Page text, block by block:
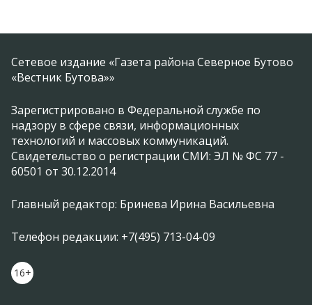
Сетевое издание «Газета района Северное Бутово
«Вестник Бутова»»
Зарегистрировано в Федеральной службе по
надзору в сфере связи, информационных
технологий и массовых коммуникаций.
Свидетельство о регистрации СМИ: ЭЛ № ФС 77 -
60501 от 30.12.2014
Главный редактор: Бринева Ирина Васильевна
Телефон редакции: +7(495) 713-04-09
16+